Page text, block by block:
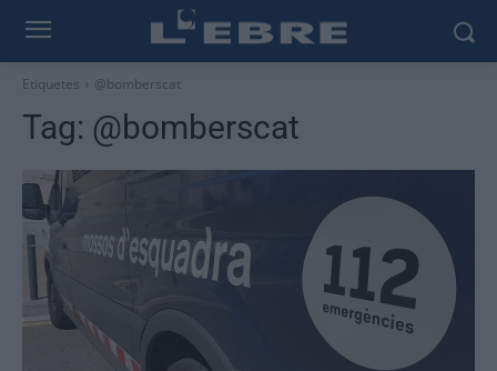
Etiquetes @bomberscat
Tag: @bomberscat